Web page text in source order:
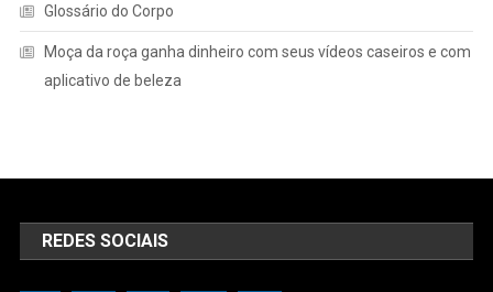
Glossário do Corpo
Moça da roça ganha dinheiro com seus vídeos caseiros e com
aplicativo de beleza
REDES SOCIAIS